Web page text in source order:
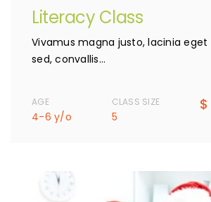
Literacy Class
Vivamus magna justo, lacinia
sed, convallis…
AGE
4-6 y/o
CLASS SIZE
5
$